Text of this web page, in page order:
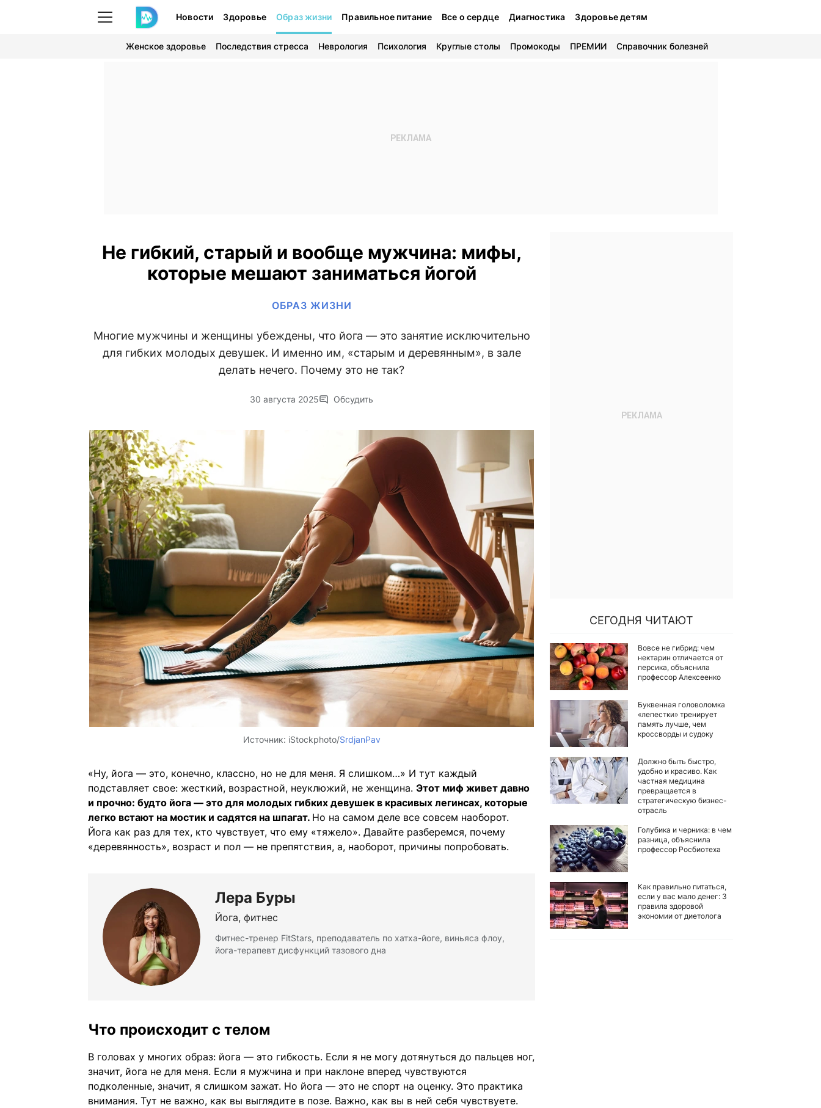
Новости Здоровье Образ жизни Правильное питание Все о сердце Диагностика Здоровье детям
Женское здоровье Последствия стресса Неврология Психология Круглые столы Промокоды ПРЕМИИ Справочник болезней
Не гибкий, старый и вообще мужчина: мифы,
которые мешают заниматься йогой
ОБРАЗ ЖИЗНИ
Многие мужчины и женщины убеждены, что йога — это занятие исключительно
для гибких молодых девушек. И именно им, «старым и деревянным», в зале
делать нечего. Почему это не так?
30 августа 2025 Обсудить
Источник: iStockphoto/SrdjanPav
«Ну, йога — это, конечно, классно, но не для меня. Я слишком…» И тут каждый
подставляет свое: жесткий, возрастной, неуклюжий, не женщина. Этот миф живет давно
и прочно: будто йога — это для молодых гибких девушек в красивых легинсах, которые
легко встают на мостик и садятся на шпагат. Но на самом деле все совсем наоборот.
Йога как раз для тех, кто чувствует, что ему «тяжело». Давайте разберемся, почему
«деревянность», возраст и пол — не препятствия, а, наоборот, причины попробовать.
Лера Буры
Йога, фитнес
Фитнес-тренер FitStars, преподаватель по хатха-йоге, виньяса флоу,
йога-терапевт дисфункций тазового дна
Что происходит с телом
В головах у многих образ: йога — это гибкость. Если я не могу дотянуться до пальцев ног,
значит, йога не для меня. Если я мужчина и при наклоне вперед чувствуются
подколенные, значит, я слишком зажат. Но йога — это не спорт на оценку. Это практика
внимания. Тут не важно, как вы выглядите в позе. Важно, как вы в ней себя чувствуете.
СЕГОДНЯ ЧИТАЮТ
Вовсе не гибрид: чем
нектарин отличается от
персика, объяснила
профессор Алексеенко
Буквенная головоломка
«лепестки» тренирует
память лучше, чем
кроссворды и судоку
Должно быть быстро,
удобно и красиво. Как
частная медицина
превращается в
стратегическую бизнес-
отрасль
Голубика и черника: в чем
разница, объяснила
профессор Росбиотеха
Как правильно питаться,
если у вас мало денег: 3
правила здоровой
экономии от диетолога